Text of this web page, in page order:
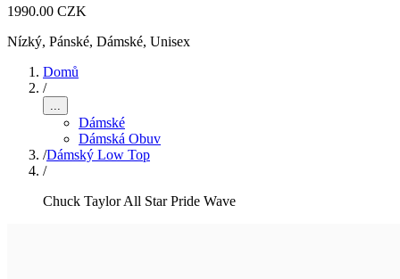
1990.00 CZK
Nízký, Pánské, Dámské, Unisex
Domů
/
...
Dámské
Dámská Obuv
/Dámský Low Top
/
Chuck Taylor All Star Pride Wave